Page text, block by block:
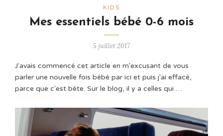
KIDS
Mes essentiels bébé 0-6 mois
5 juillet 2017
J'avais commencé cet article en m'excusant de vous
parler une nouvelle fois bébé par ici et puis j'ai effacé,
parce que c'est bête. Sur le blog, il y a celles qui …